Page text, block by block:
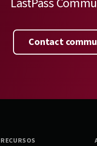
Contact
RECURSOS